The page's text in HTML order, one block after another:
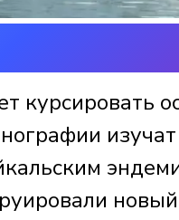
курсировать